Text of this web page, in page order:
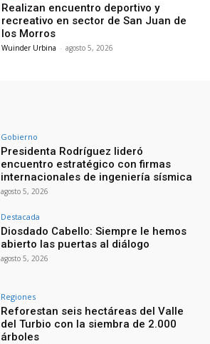
Realizan encuentro deportivo y
recreativo en sector de San Juan de
los Morros
Wuinder Urbina - agosto 5, 2026
Gobierno
Presidenta Rodríguez lideró
encuentro estratégico con firmas
internacionales de ingeniería sísmica
agosto 5, 2026
Destacada
Diosdado Cabello: Siempre le hemos
abierto las puertas al diálogo
agosto 5, 2026
Regiones
Reforestan seis hectáreas del Valle
del Turbio con la siembra de 2.000
árboles